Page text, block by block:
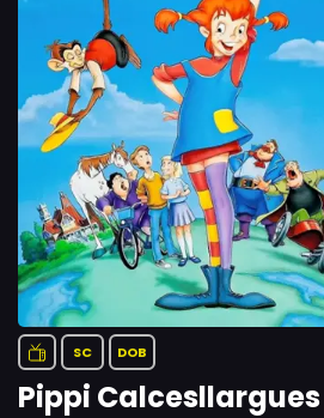
SC DOB
Pippi Calcesllargues